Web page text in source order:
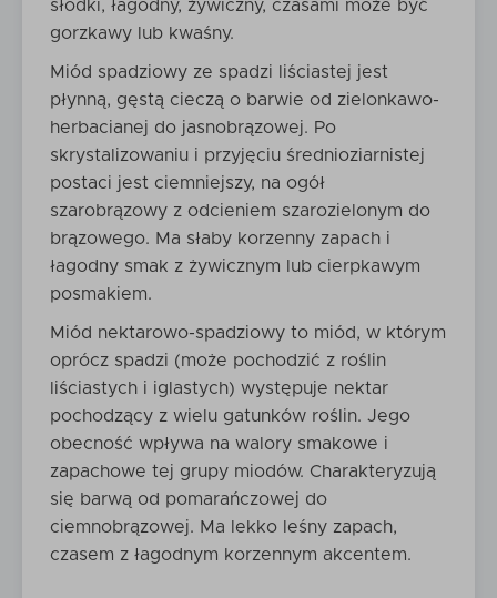
słodki, łagodny, żywiczny, czasami może być
gorzkawy lub kwaśny.
Miód spadziowy ze spadzi liściastej jest
płynną, gęstą cieczą o barwie od zielonkawo-
herbacianej do jasnobrązowej. Po
skrystalizowaniu i przyjęciu średnioziarnistej
postaci jest ciemniejszy, na ogół
szarobrązowy z odcieniem szarozielonym do
brązowego. Ma słaby korzenny zapach i
łagodny smak z żywicznym lub cierpkawym
posmakiem.
Miód nektarowo-spadziowy to miód, w którym
oprócz spadzi (może pochodzić z roślin
liściastych i iglastych) występuje nektar
pochodzący z wielu gatunków roślin. Jego
obecność wpływa na walory smakowe i
zapachowe tej grupy miodów. Charakteryzują
się barwą od pomarańczowej do
ciemnobrązowej. Ma lekko leśny zapach,
czasem z łagodnym korzennym akcentem.